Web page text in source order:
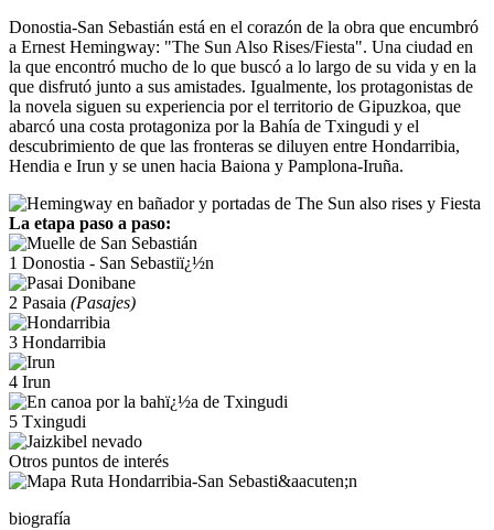
Donostia-San Sebastián está en el corazón de la obra que encumbró
a Ernest Hemingway: "The Sun Also Rises/Fiesta". Una ciudad en
la que encontró mucho de lo que buscó a lo largo de su vida y en la
que disfrutó junto a sus amistades. Igualmente, los protagonistas de
la novela siguen su experiencia por el territorio de Gipuzkoa, que
abarcó una costa protagoniza por la Bahía de Txingudi y el
descubrimiento de que las fronteras se diluyen entre Hondarribia,
Hendia e Irun y se unen hacia Baiona y Pamplona-Iruña.
La etapa paso a paso:
1 Donostia - San Sebastiï¿½n
2 Pasaia (Pasajes)
3 Hondarribia
4 Irun
5 Txingudi
Otros puntos de interés
biografía